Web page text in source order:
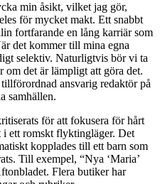
min åsikt, vilket jag gör,
för mycket makt. Ett snabbt
fortfarande en lång karriär som
det kommer till mina egna
selektiv. Naturligtvis bör vi ta
om det är lämpligt att göra det.
ansvarig redaktör på
samhällen.
för att fokusera för hårt
i ett romskt flyktingläger. Det
kopplades till ett barn som
Till exempel, “Nya ‘Maria’
Flera butiker har